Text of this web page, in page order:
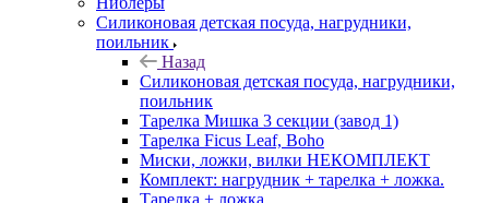
Силиконовая детская посуда, нагрудники,
поильник
Назад
Силиконовая детская посуда, нагрудники,
поильник
Тарелка Мишка 3 секции (завод 1)
Тарелка Ficus Leaf, Boho
Миски, ложки, вилки НЕКОМПЛЕКТ
Комплект: нагрудник + тарелка + ложка.
Тарелка + ложка